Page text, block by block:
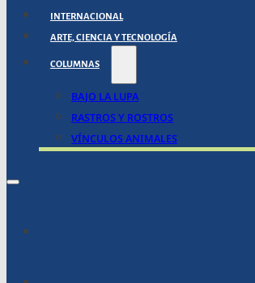
INTERNACIONAL
ARTE, CIENCIA Y TECNOLOGÍA
COLUMNAS
BAJO LA LUPA
RASTROS Y ROSTROS
VÍNCULOS ANIMALES